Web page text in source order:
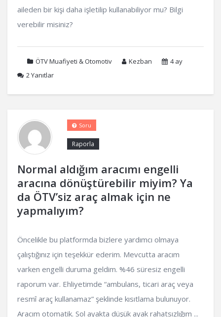
aileden bir kişi daha işletilip kullanabiliyor mu? Bilgi
verebilir misiniz?
ÖTV Muafiyeti & Otomotiv Kezban
4 ay
2Yanıtlar
Normal aldığım aracımı engelli
aracına dönüştürebilir miyim? Ya
da ÖTV’siz araç almak için ne
yapmalıyım?
Raporla
Soru
Öncelikle bu platformda bizlere yardımcı olmaya
çalıştığınız için teşekkür ederim. Mevcutta aracım
varken engelli duruma geldim. %46 süresiz engelli
raporum var. Ehliyetimde “ambulans, ticari araç veya
resmî araç kullanamaz” şeklinde kısıtlama bulunuyor.
Aracım otomatik. Sol ayakta düşük ayak rahatsızlığım ...